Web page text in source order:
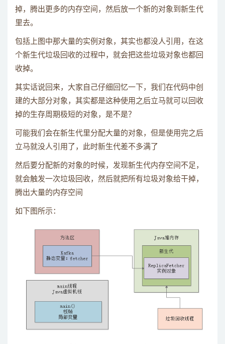
掉，腾出更多的内存空间，然后放一个新的对象到新生代
里去。
包括上图中那大量的实例对象，其实也都没人引用，在这
个新生代垃圾回收的过程中，就会把这些垃圾对象也都回
收掉。
其实话说回来，大家自己仔细回忆一下，我们在代码中创
建的大部分对象，其实都是这种使用之后立马就可以回收
掉的生存周期极短的对象，是不是？
可能我们会在新生代里分配大量的对象，但是使用完之后
立马就没人引用了，此时新生代差不多满了
然后要分配新的对象的时候，发现新生代内存空间不足，
就会触发一次垃圾回收，然后就把所有垃圾对象给干掉，
腾出大量的内存空间
如下图所示：